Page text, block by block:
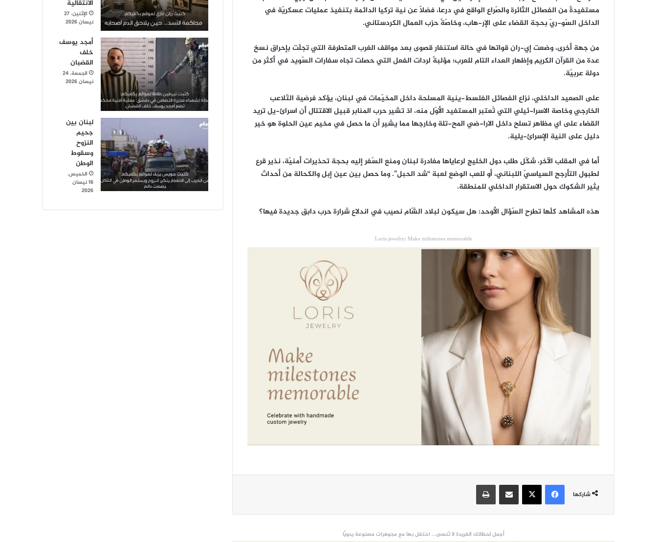
مستفيدةً من الفصائل الثّائرة والصّراع الواقع في درعا، فضلًا عن نية تركيا الدائمة بتنفيذ عمليات عسكريّة في
الداخل السّو-ريّ بحجة القضاء على الإر-هاب، وخاصّةً حزب العمال الكردستاني.
من جهة أخرى، وضعت إي-ران قواتها في حالة استنفار قصوى بعد مواقف الغرب المتطرفة التي تجلّت بإحراق نسخ
عدة من القرآن الكريم وإظهار العداء التام للعرب؛ مؤلبةً لردات الفعل التي حصلت تجاه سفارات السّويد في أكثر من
دولة عربيّة.
على الصعيد الداخلي، نزاع الفصائل الفلسط-ينية المسلحة داخل المخيّمات في لبنان، يؤكد فرضية التّلاعب
الخارجي وخاصة الاسرا-ئيلي التي تُعتبر المستفيد الأوّل منه، اذ تشير حرب المنابر قبيل الاقتتال أن اسرائ-يل تريد
القضاء على اي مظاهر تسلح داخل الارا-ضي المح-تلة وخارجها مما يشير أن ما حصل في مخيم عين الحلوة هو خير
دليل على النية الإسرائ-يلية.
أما في المقلب الآخر، شكّل طلب دول الخليج لرعاياها مغادرة لبنان ومنع السّفر إليه بحجة تحذيرات أمنيّة، نذير قرع
لطبول التأرجح السياسيّ اللبناني، أو للعب الوضع لعبة “شد الحبل”. وما حصل بين عين إبل والكحالة من أحداث
يثير الشكوك حول الاستقرار الداخلي للمنطقة.
هذه المشاهد كلّها تطرح السّؤال الأوحد: هل سيكون لبلاد الشّام نصيب في اندلاع شرارة حرب دابق جديدة فيها؟
Loris jewelry: Make milestones memorable
شاركها
فيسبوك‫X مشاركة عبر البريد طباعة
أجمل لحظاتك الفريدة لا تُنسى... احتفل بها مع مجوهرات مصنوعة يدويًّا
الانتقالية
الإثنين، 27
نيسان 2026
أمجد يوسف
خلف
القضبان
الجمعة، 24
نيسان 2026
لبنان بين
جحيم
النزوح
وسقوط
الوطن
الخميس،
16 نيسان
2026